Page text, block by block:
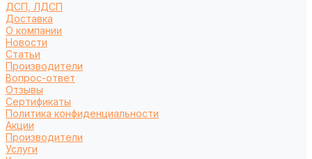
ДСП, ЛДСП
Доставка
О компании
Новости
Статьи
Производители
Вопрос-ответ
Отзывы
Сертификаты
Политика конфиденциальности
Акции
Производители
Услуги